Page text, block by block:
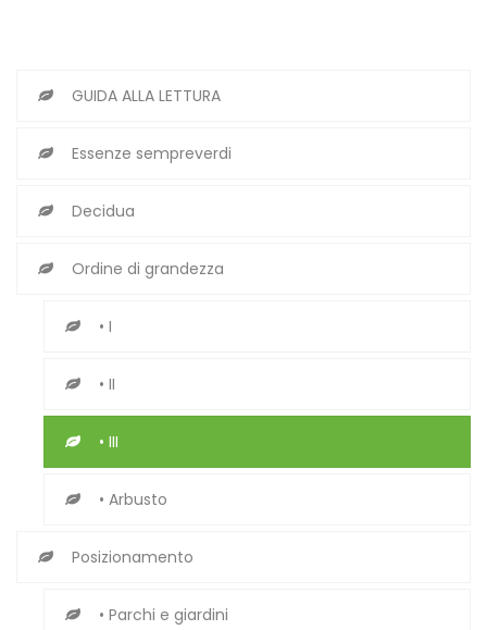
GUIDA ALLA LETTURA
Essenze sempreverdi
Decidua
Ordine di grandezza
• I
• II
• III
• Arbusto
Posizionamento
• Parchi e giardini